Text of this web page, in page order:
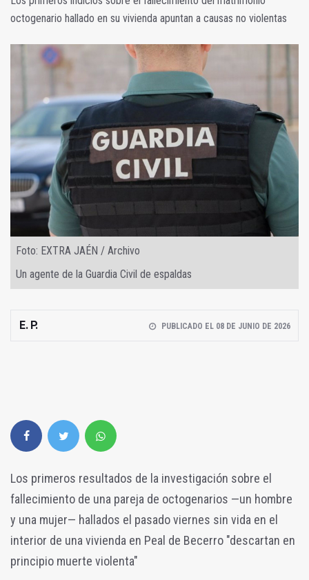
octogenario hallado en su vivienda apuntan a causas no violentas
Foto: EXTRA JAÉN / Archivo
Un agente de la Guardia Civil de espaldas
E. P. PUBLICADO EL 08 DE JUNIO DE 2026
Los primeros resultados de la investigación sobre el
fallecimiento de una pareja de octogenarios —un hombre
y una mujer— hallados el pasado viernes sin vida en el
interior de una vivienda en Peal de Becerro "descartan en
principio muerte violenta"